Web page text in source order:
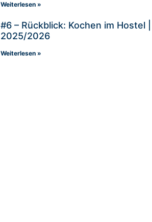
Weiterlesen »
#6 – Rückblick: Kochen im Hostel
2025/2026
Weiterlesen »